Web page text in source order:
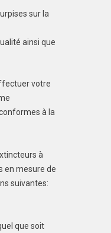
sur la
ainsi que
votre
à la
à
en mesure de
suivantes:
que soit